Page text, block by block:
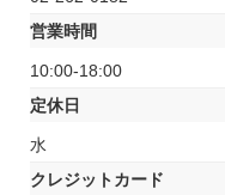
営業時間
10:00-18:00
定休日
水
クレジットカード